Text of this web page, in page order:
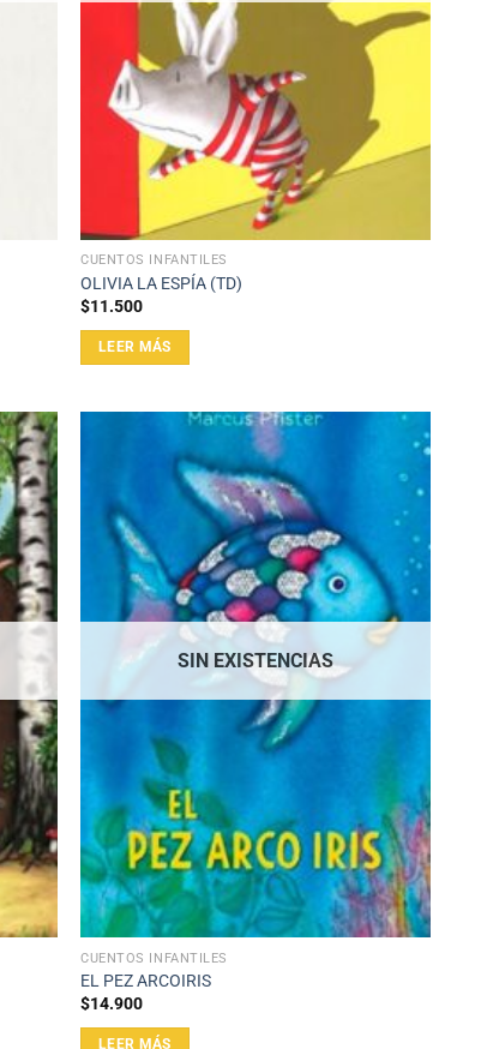
CUENTOS INFANTILES
OLIVIA LA ESPÍA (TD)
$11.500
LEER MÁS
SIN EXISTENCIAS
CUENTOS INFANTILES
EL PEZ ARCOIRIS
$14.900
LEER MÁS